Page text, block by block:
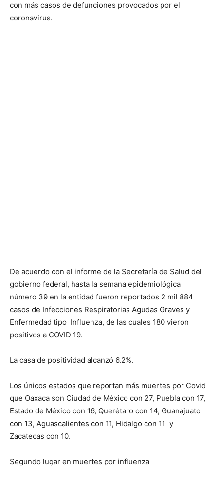
con más casos de defunciones provocados por el
coronavirus.
De acuerdo con el informe de la Secretaría de Salud del
gobierno federal, hasta la semana epidemiológica
número 39 en la entidad fueron reportados 2 mil 884
casos de Infecciones Respiratorias Agudas Graves y
Enfermedad tipo Influenza, de las cuales 180 vieron
positivos a COVID 19.
La casa de positividad alcanzó 6.2%.
Los únicos estados que reportan más muertes por Covid
que Oaxaca son Ciudad de México con 27, Puebla con 17,
Estado de México con 16, Querétaro con 14, Guanajuato
con 13, Aguascalientes con 11, Hidalgo con 11 y
Zacatecas con 10.
Segundo lugar en muertes por influenza